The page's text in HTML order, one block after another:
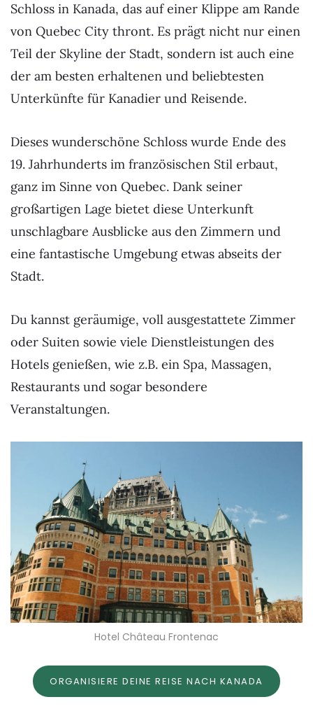
Schloss in Kanada, das auf einer Klippe am Rande
von Quebec City thront. Es prägt nicht nur einen
Teil der Skyline der Stadt, sondern ist auch eine
der am besten erhaltenen und beliebtesten
Unterkünfte für Kanadier und Reisende.
Dieses wunderschöne Schloss wurde Ende des
19. Jahrhunderts im französischen Stil erbaut,
ganz im Sinne von Quebec. Dank seiner
großartigen Lage bietet diese Unterkunft
unschlagbare Ausblicke aus den Zimmern und
eine fantastische Umgebung etwas abseits der
Stadt.
Du kannst geräumige, voll ausgestattete Zimmer
oder Suiten sowie viele Dienstleistungen des
Hotels genießen, wie z.B. ein Spa, Massagen,
Restaurants und sogar besondere
Veranstaltungen.
Hotel Château Frontenac
ORGANISIERE DEINE REISE NACH KANADA